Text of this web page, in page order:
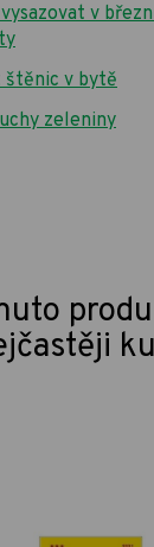
v
štěnic v bytě
zeleniny